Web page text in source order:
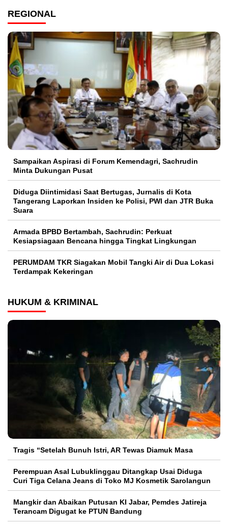
REGIONAL
Sampaikan Aspirasi di Forum Kemendagri, Sachrudin
Minta Dukungan Pusat
Diduga Diintimidasi Saat Bertugas, Jurnalis di Kota
Tangerang Laporkan Insiden ke Polisi, PWI dan JTR Buka
Suara
Armada BPBD Bertambah, Sachrudin: Perkuat
Kesiapsiagaan Bencana hingga Tingkat Lingkungan
PERUMDAM TKR Siagakan Mobil Tangki Air di Dua Lokasi
Terdampak Kekeringan
HUKUM & KRIMINAL
Tragis “Setelah Bunuh Istri, AR Tewas Diamuk Masa
Perempuan Asal Lubuklinggau Ditangkap Usai Diduga
Curi Tiga Celana Jeans di Toko MJ Kosmetik Sarolangun
Mangkir dan Abaikan Putusan KI Jabar, Pemdes Jatireja
Terancam Digugat ke PTUN Bandung